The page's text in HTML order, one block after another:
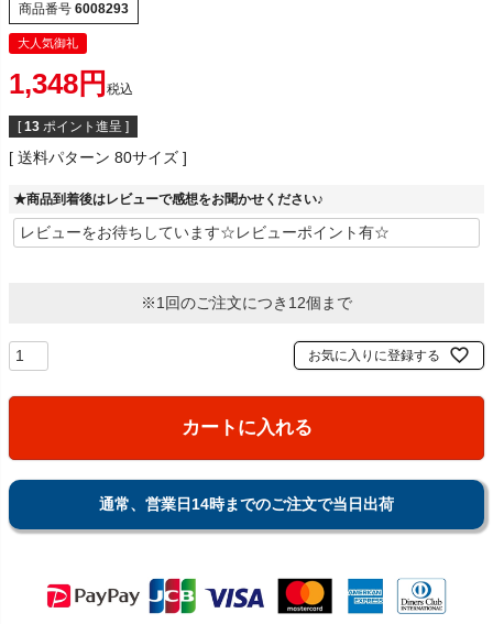
商品番号 6008293
大人気御礼
1,348 税込
[ 13 ポイント進呈 ]
送料パターン 80サイズ
★商品到着後はレビューで感想をお聞かせください♪
※1回のご注文につき12個まで
お気に入りに登録する
カートに入れる
通常、営業日14時までのご注文で当日出荷